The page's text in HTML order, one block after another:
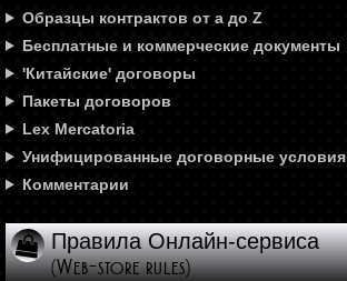
Образцы контрактов от а до Z
Бесплатные и коммерческие документы
'Китайские' договоры
Пакеты договоров
Lex Mercatoria
Унифицированные договорные условия
Комментарии
Правила Онлайн-сервиса
(Web-store rules)